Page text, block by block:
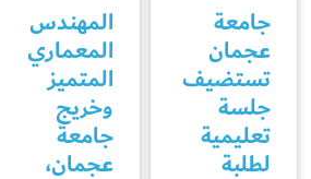
جامعة
عجمان
تستضيف
جلسة
تعليمية
لطلبة
المهندس
المعماري
المتميز
وخريج
جامعة
عجمان،